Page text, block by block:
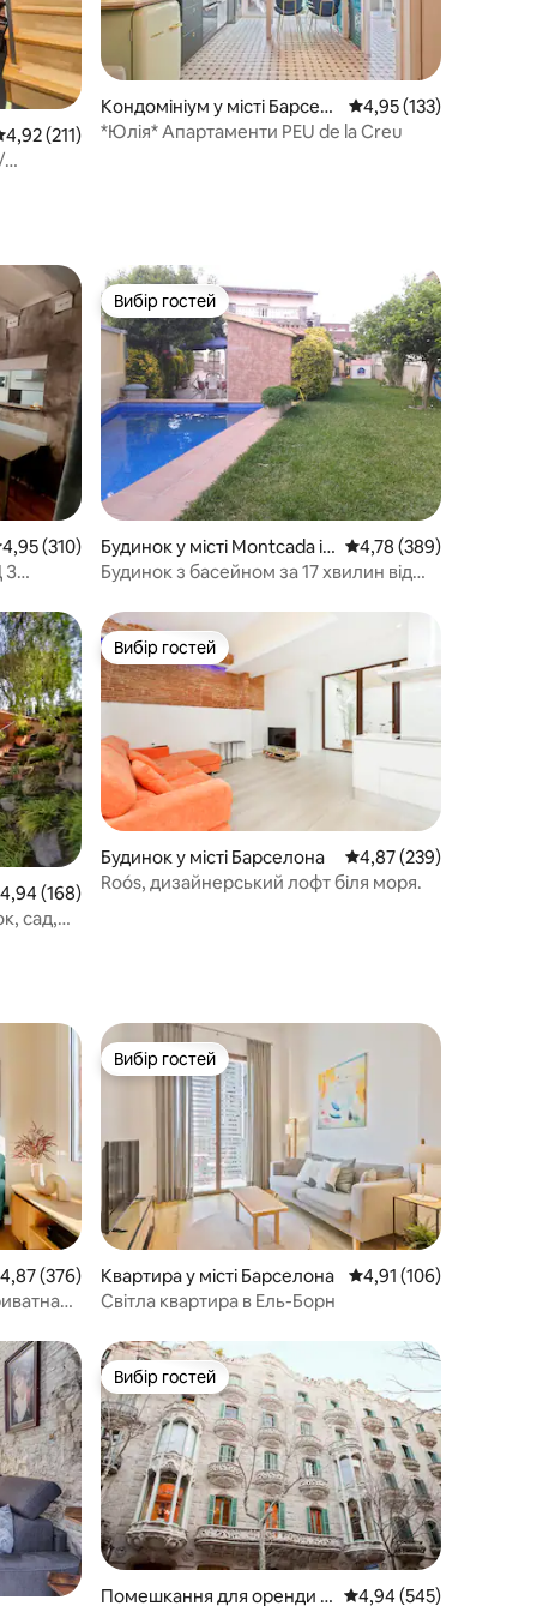
оцінка: 4,92 з 5, відгуки: 211
4,92 (211)
Кондомініум у місті Барсел
она
Середня оцінка: 4,95
4,95 (133)
*Юлія* Апартаменти PEU de la Creu
оцінка: 4,95 з 5, відгуки: 310
4,95 (310)
Вибір гостей
Вибір гостей
Будинок у місті Montcada i
Reixac
Середня оцінка: 4,78
4,78 (389)
Будинок з басейном за 17 хвилин від
оцінка: 4,94 з 5, відгуки: 168
4,94 (168)
сад,
Вибір гостей
Вибір гостей
Будинок у місті Барселона Середня оцінка: 4,87
4,87 (239)
Roós, дизайнерський лофт біля моря.
оцінка: 4,87 з 5, відгуки: 376
4,87 (376)
Вибір гостей
Вибір гостей
Квартира у місті Барселона Середня оцінка: 4,91
4,91 (106)
Світла квартира в Ель-Борн
Вибір гостей
Вибір гостей
Помешкання для оренди у
Середня оцінка: 4,94 з
4,94 (545)